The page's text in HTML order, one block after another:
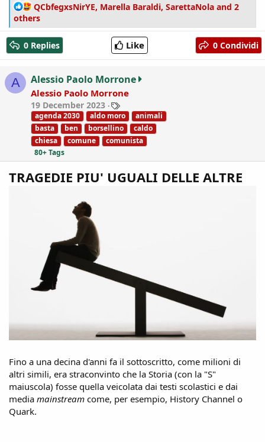
R
e
a
c
t
i
o
n
s
:
QCbfegxsNirYE, Marella Baraldi, SarettaNola and 2
others
0 Replies Like 0 Condividi
A Alessio Paolo Morrone
Alessio Paolo Morrone
19 December 2023
T
a
g
s
agenda 2030 aldo moro
animali
basta
ben borsellino
caldo
chiesa
comune
comunista
80+ Tags
TRAGEDIE PIU' UGUALI DELLE ALTRE
Fino a una decina d'anni fa il sottoscritto, come milioni di
altri simili, era straconvinto che la Storia (con la "S"
maiuscola) fosse quella veicolata dai testi scolastici e dai
media mainstream come, per esempio, History Channel o
Quark.